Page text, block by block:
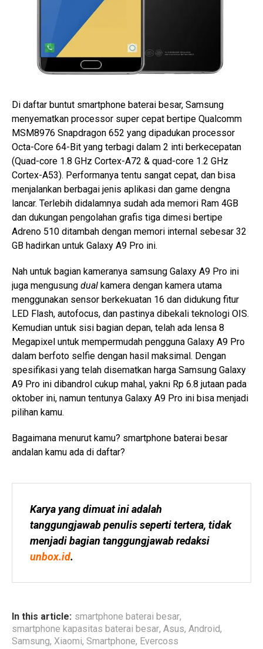
Di daftar buntut smartphone baterai besar, Samsung
menyematkan processor super cepat bertipe Qualcomm
MSM8976 Snapdragon 652 yang dipadukan processor
Octa-Core 64-Bit yang terbagi dalam 2 inti berkecepatan
(Quad-core 1.8 GHz Cortex-A72 & quad-core 1.2 GHz
Cortex-A53). Performanya tentu sangat cepat, dan bisa
menjalankan berbagai jenis aplikasi dan game dengna
lancar. Terlebih didalamnya sudah ada memori Ram 4GB
dan dukungan pengolahan grafis tiga dimesi bertipe
Adreno 510 ditambah dengan memori internal sebesar 32
GB hadirkan untuk Galaxy A9 Pro ini.
Nah untuk bagian kameranya samsung Galaxy A9 Pro ini
juga mengusung dual kamera dengan kamera utama
menggunakan sensor berkekuatan 16 dan didukung fitur
LED Flash, autofocus, dan pastinya dibekali teknologi OIS.
Kemudian untuk sisi bagian depan, telah ada lensa 8
Megapixel untuk mempermudah pengguna Galaxy A9 Pro
dalam berfoto selfie dengan hasil maksimal. Dengan
spesifikasi yang telah disematkan harga Samsung Galaxy
A9 Pro ini dibandrol cukup mahal, yakni Rp 6.8 jutaan pada
oktober ini, namun tentunya Galaxy A9 Pro ini bisa menjadi
pilihan kamu.
Bagaimana menurut kamu? smartphone baterai besar
andalan kamu ada di daftar?
Karya yang dimuat ini adalah
tanggungjawab penulis seperti tertera, tidak
unbox.id.
In this article: smartphone baterai besar,
smartphone kapasitas baterai besar, Asus, Android,
Samsung, Xiaomi, Smartphone, Evercoss